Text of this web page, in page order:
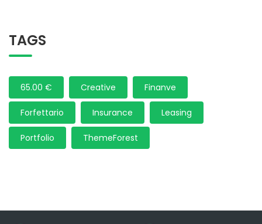
TAGS
65.00 € Creative Finanve
Forfettario Insurance Leasing
Portfolio ThemeForest